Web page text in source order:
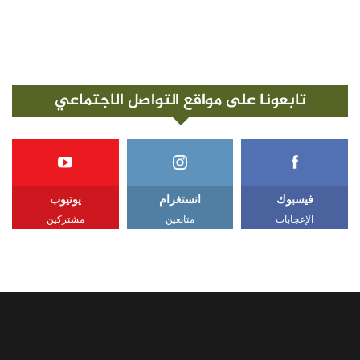
تابعونا على مواقع التواصل الاجتماعي
فيسبوك
الإعجابات
انستغرام
متابعين
يوتيوب
مشتركين